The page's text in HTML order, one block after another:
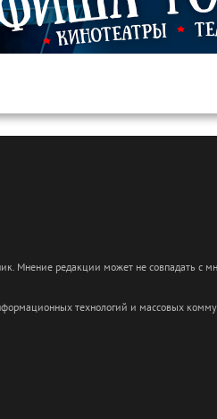
Мнение редакции может не
технологий и массовых